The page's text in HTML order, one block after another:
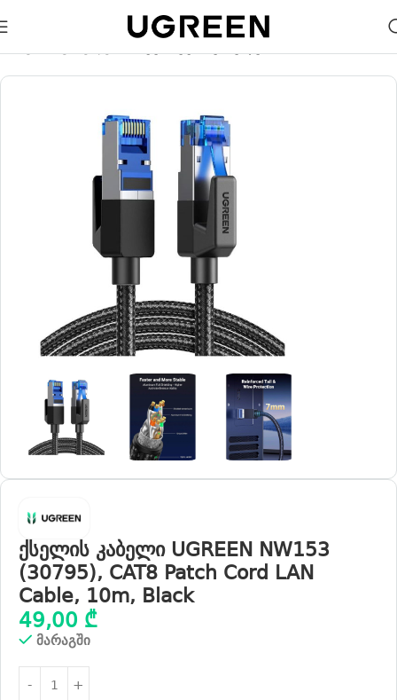
ზე შეკვეთაზე)
ქსელის კაბელი UGREEN NW153
(30795), CAT8 Patch Cord LAN
Cable, 10m, Black
49,00 ₾
მარაგში